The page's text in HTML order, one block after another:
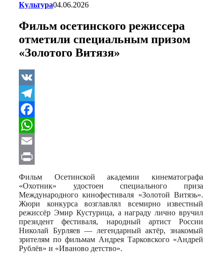
Культура04.06.2026
Фильм осетинского режиссера
отметили специальным призом
«Золотого Витязя»
VK
Telegram
Facebook
WhatsApp
Email
Print
Фильм Осетинской академии кинематографа
«Охотник» удостоен специального приза
Международного кинофестиваля «Золотой Витязь».
Жюри конкурса возглавлял всемирно известный
режиссёр Эмир Кустурица, а награду лично вручил
президент фестиваля, народный артист России
Николай Бурляев — легендарный актёр, знакомый
зрителям по фильмам Андрея Тарковского «Андрей
Рублёв» и «Иваново детство».